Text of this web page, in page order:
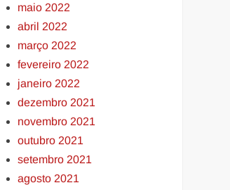
maio 2022
abril 2022
março 2022
fevereiro 2022
janeiro 2022
dezembro 2021
novembro 2021
outubro 2021
setembro 2021
agosto 2021